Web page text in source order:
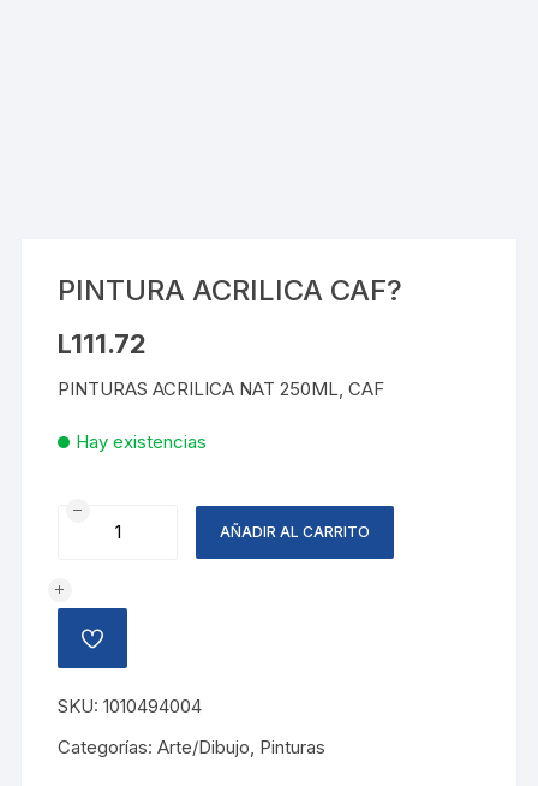
PINTURA ACRILICA CAF?
L111.72
PINTURAS ACRILICA NAT 250ML, CAF
Hay existencias
PINTURA
ACRILICA
cantidad
AÑADIR AL CARRITO
AÑADIR
A
LISTA
DE
DESEOS
SKU:1010494004
Categorías:Arte/Dibujo Pinturas